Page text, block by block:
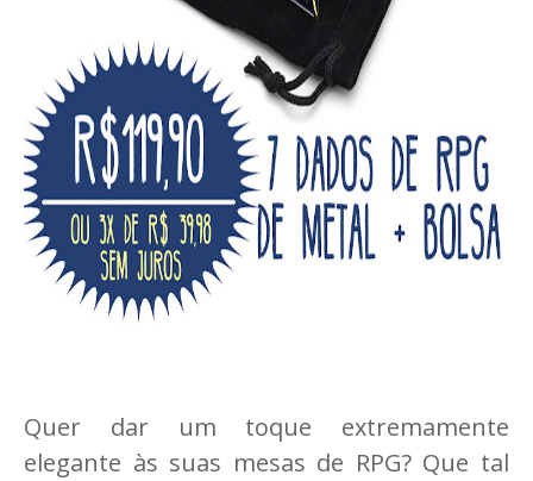
Quer dar um toque extremamente
elegante às suas mesas de RPG? Que tal